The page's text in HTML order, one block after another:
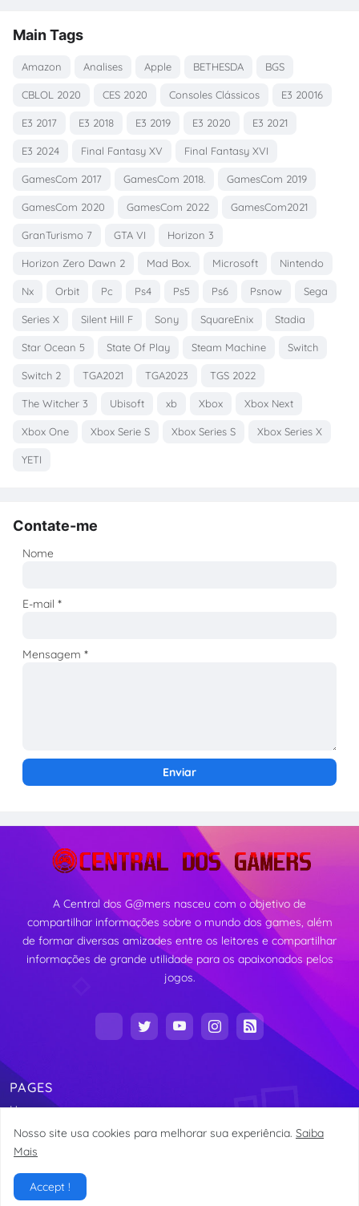
Main Tags
Amazon Analises Apple BETHESDA BGS
CBLOL 2020 CES 2020 Consoles Clássicos E3 20016
E3 2017 E3 2018 E3 2019 E3 2020 E3 2021
E3 2024 Final Fantasy XV Final Fantasy XVI
GamesCom 2017 GamesCom 2018. GamesCom 2019
GamesCom 2020 GamesCom 2022 GamesCom2021
GranTurismo 7 GTA VI Horizon 3
Horizon Zero Dawn 2 Mad Box. Microsoft Nintendo
Nx Orbit Pc Ps4 Ps5 Ps6 Psnow Sega
Series X Silent Hill F Sony SquareEnix Stadia
Star Ocean 5 State Of Play Steam Machine Switch
Switch 2 TGA2021 TGA2023 TGS 2022
The Witcher 3 Ubisoft xb Xbox Xbox Next
Xbox One Xbox Serie S Xbox Series S Xbox Series X
YETI
Contate-me
Nome
E-mail*
Mensagem*
A Central dos G@mers nasceu com o objetivo de
compartilhar informações sobre o mundo dos games, além
de formar diversas amizades entre os leitores e compartilhar
informações de grande utilidade para os apaixonados pelos
jogos.
PAGES
Home
Nosso site usa cookies para melhorar sua experiência. Saiba
Mais
Accept !